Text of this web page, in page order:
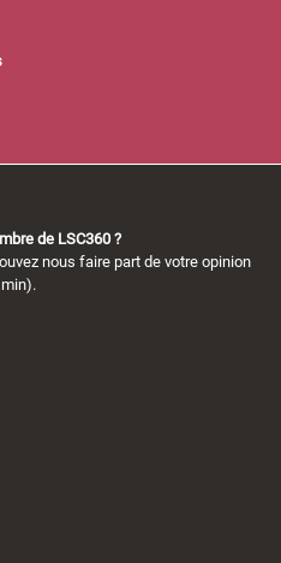
de LSC360 ?
nous faire part de votre opinion